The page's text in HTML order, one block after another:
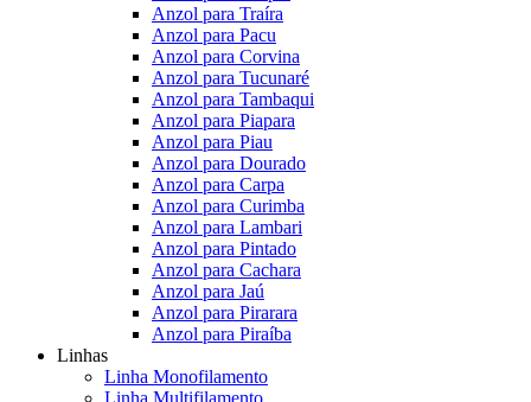
Anzol para Traíra
Anzol para Pacu
Anzol para Corvina
Anzol para Tucunaré
Anzol para Tambaqui
Anzol para Piapara
Anzol para Piau
Anzol para Dourado
Anzol para Carpa
Anzol para Curimba
Anzol para Lambari
Anzol para Pintado
Anzol para Cachara
Anzol para Jaú
Anzol para Pirarara
Anzol para Piraíba
Linhas
Linha Monofilamento
Linha Multifilamento